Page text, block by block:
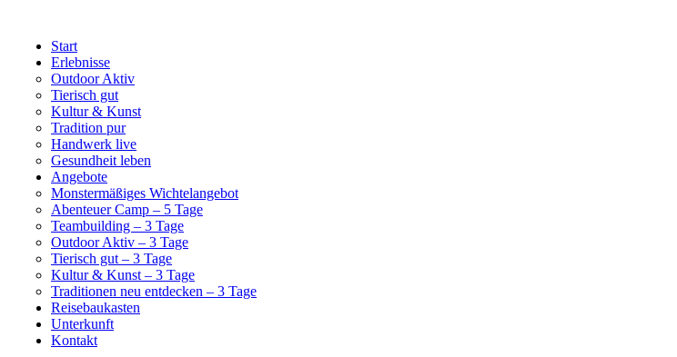
Start
Erlebnisse
Outdoor Aktiv
Tierisch gut
Kultur & Kunst
Tradition pur
Handwerk live
Gesundheit leben
Angebote
Monstermäßiges Wichtelangebot
Abenteuer Camp – 5 Tage
Teambuilding – 3 Tage
Outdoor Aktiv – 3 Tage
Tierisch gut – 3 Tage
Kultur & Kunst – 3 Tage
Traditionen neu entdecken – 3 Tage
Reisebaukasten
Unterkunft
Kontakt